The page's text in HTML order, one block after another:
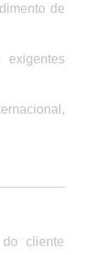
de
exigentes
cliente